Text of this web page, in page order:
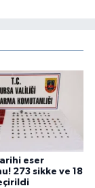
eser
273 sikke ve 18